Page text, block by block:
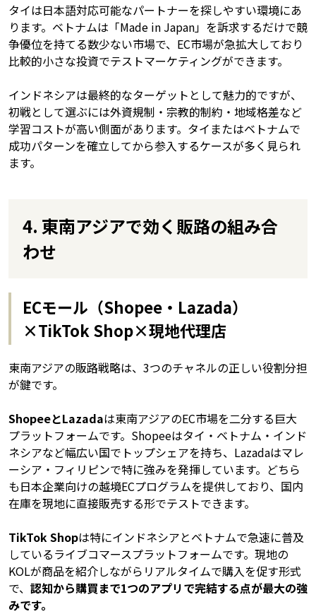
タイは日本語対応可能なパートナーを探しやすい環境にあ
ります。ベトナムは「Made in Japan」を訴求するだけで競
争優位を持てる数少ない市場で、EC市場が急拡大しており
比較的小さな投資でテストマーケティングができます。
インドネシアは最終的なターゲットとして魅力的ですが、
初戦として選ぶには外資規制・宗教的制約・地域格差など
学習コストが高い側面があります。タイまたはベトナムで
成功パターンを確立してから参入するケースが多く見られ
ます。
4. 東南アジアで効く販路の組み合
わせ
ECモール（Shopee・Lazada）
×TikTok Shop×現地代理店
東南アジアの販路戦略は、3つのチャネルの正しい役割分担
が鍵です。
ShopeeとLazadaは東南アジアのEC市場を二分する巨大
プラットフォームです。Shopeeはタイ・ベトナム・インド
ネシアなど幅広い国でトップシェアを持ち、Lazadaはマレ
ーシア・フィリピンで特に強みを発揮しています。どちら
も日本企業向けの越境ECプログラムを提供しており、国内
在庫を現地に直接販売する形でテストできます。
TikTok Shopは特にインドネシアとベトナムで急速に普及
しているライブコマースプラットフォームです。現地の
KOLが商品を紹介しながらリアルタイムで購入を促す形式
で、 認知から購買まで1つのアプリで完結する点が最大の強
みです。